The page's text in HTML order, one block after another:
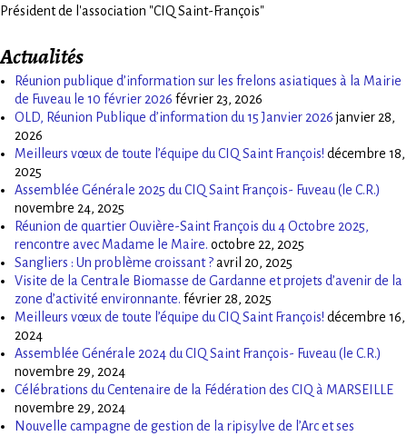
Président de l'association "CIQ Saint-François"
Actualités
Réunion publique d’information sur les frelons asiatiques à la Mairie
de Fuveau le 10 février 2026 février 23, 2026
OLD, Réunion Publique d’information du 15 Janvier 2026 janvier 28,
2026
Meilleurs vœux de toute l’équipe du CIQ Saint François! décembre 18,
2025
Assemblée Générale 2025 du CIQ Saint François- Fuveau (le C.R.)
novembre 24, 2025
Réunion de quartier Ouvière-Saint François du 4 Octobre 2025,
rencontre avec Madame le Maire. octobre 22, 2025
Sangliers : Un problème croissant ?avril 20, 2025
Visite de la Centrale Biomasse de Gardanne et projets d’avenir de la
zone d’activité environnante. février 28, 2025
Meilleurs vœux de toute l’équipe du CIQ Saint François! décembre 16,
2024
Assemblée Générale 2024 du CIQ Saint François- Fuveau (le C.R.)
novembre 29, 2024
Célébrations du Centenaire de la Fédération des CIQ à MARSEILLE
novembre 29, 2024
Nouvelle campagne de gestion de la ripisylve de l’Arc et ses